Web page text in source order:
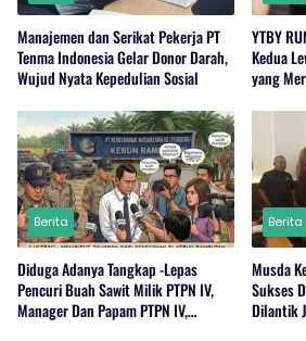
Manajemen dan Serikat Pekerja PT
Tenma Indonesia Gelar Donor Darah,
Wujud Nyata Kepedulian Sosial
YTBY
Kedua
yang
Berita
Diduga Adanya Tangkap -Lepas
Pencuri Buah Sawit Milik PTPN IV,
Manager Dan Papam PTPN IV,
Berita
Musda
Sukses
Dilantik